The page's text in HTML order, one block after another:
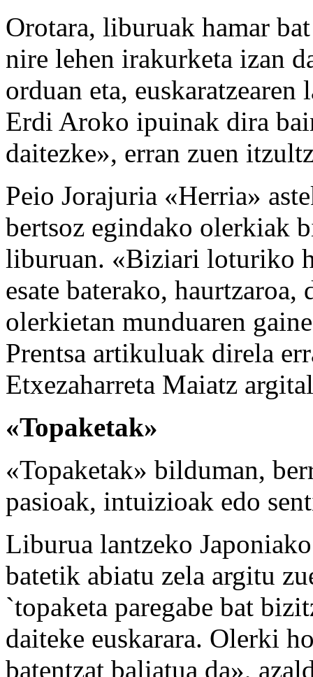
Orotara, liburuak hamar
nire lehen irakurketa izan
orduan eta,
Erdi Aroko ipuinak dira
daitezke», erran zuen
Peio Jorajuria «Herria»
bertsoz egindako olerkiak
liburuan. «Biziari loturiko
esate baterako,
olerkietan munduaren
Prentsa artikuluak direla
Etxezaharreta Maiatz
«Topaketak»
«Topaketak» bilduman,
pasioak, intuizioak edo
Liburua lantzeko
batetik abiatu zela argitu
`topaketa paregabe bat
daiteke euskarara. Olerki
batentzat baliatua da»,